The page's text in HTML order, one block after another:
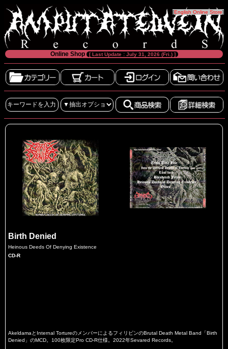
[English Online Store]
Online Shop [ Last Update : July 31, 2026 (Fri.) ]
Birth Denied
Heinous Deeds Of Denying Existence
CD-R
AkeldamaとInternal TortureのメンバーによるフィリピンのBrutal Death Metal Band「Birth
Denied」のMCD。100枚限定Pro CD-R仕様。2022年Sevared Records。